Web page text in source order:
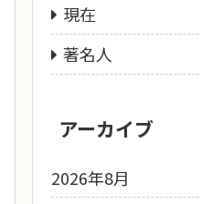
現在
著名人
アーカイブ
2026年8月